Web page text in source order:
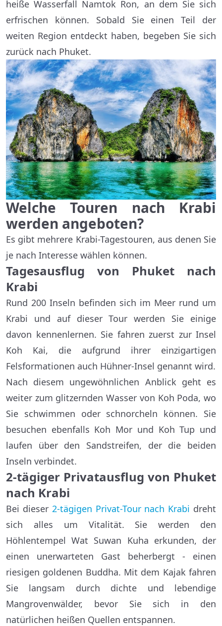
heiße Wasserfall Namtok Ron, an dem Sie sich
erfrischen können. Sobald Sie einen Teil der
weiten Region entdeckt haben, begeben Sie sich
zurück nach Phuket.
Welche Touren nach Krabi
werden angeboten?
Es gibt mehrere Krabi-Tagestouren, aus denen Sie
je nach Interesse wählen können.
Tagesausflug von Phuket nach
Krabi
Rund 200 Inseln befinden sich im Meer rund um
Krabi und auf dieser Tour werden Sie einige
davon kennenlernen. Sie fahren zuerst zur Insel
Koh Kai, die aufgrund ihrer einzigartigen
Felsformationen auch Hühner-Insel genannt wird.
Nach diesem ungewöhnlichen Anblick geht es
weiter zum glitzernden Wasser von Koh Poda, wo
Sie schwimmen oder schnorcheln können. Sie
besuchen ebenfalls Koh Mor und Koh Tup und
laufen über den Sandstreifen, der die beiden
Inseln verbindet.
2-tägiger Privatausflug von Phuket
nach Krabi
Bei dieser 2-tägigen Privat-Tour nach Krabi dreht
sich alles um Vitalität. Sie werden den
Höhlentempel Wat Suwan Kuha erkunden, der
einen unerwarteten Gast beherbergt - einen
riesigen goldenen Buddha. Mit dem Kajak fahren
Sie langsam durch dichte und lebendige
Mangrovenwälder, bevor Sie sich in den
natürlichen heißen Quellen entspannen.